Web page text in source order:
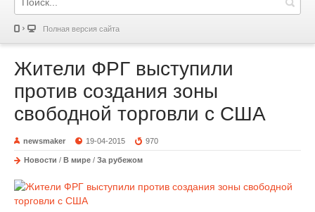
Полная версия сайта
Жители ФРГ выступили
против создания зоны
свободной торговли с США
newsmaker 19-04-2015 970
Новости / В мире / За рубежом